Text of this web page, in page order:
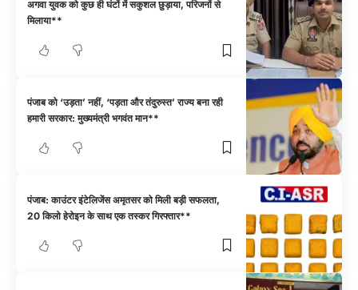
अगवा युवक को कुछ ही घंटों में सकुशल छुड़ाया, परिजनों से
मिलाया**
पंजाब को ‘उड़ता’ नहीं, ‘पड़ता और तंदुरुस्त’ राज्य बना रही
हमारी सरकार: मुख्यमंत्री भगवंत मान**
पंजाब: काउंटर इंटेलिजेंस अमृतसर को मिली बड़ी सफलता,
20 किलो हेरोइन के साथ एक तस्कर गिरफ्तार**